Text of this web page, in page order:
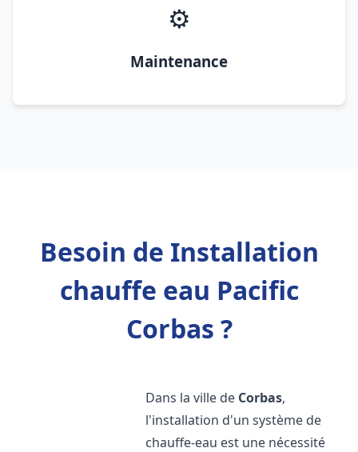
⚙️
Maintenance
Besoin de Installation
chauffe eau Pacific
Corbas ?
Dans la ville de Corbas,
l'installation d'un système de
chauffe-eau est une nécessité